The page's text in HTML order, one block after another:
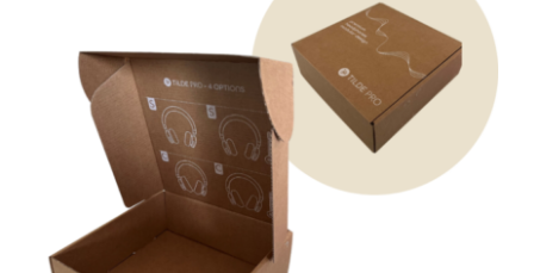
AJOUTER AU PANIER
DÉTAILS